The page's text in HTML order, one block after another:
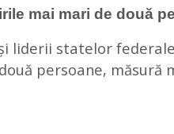
mai mari de două
liderii statelor
persoane, măsură